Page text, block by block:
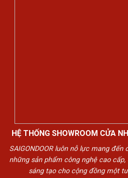
HỆ THỐNG SHOWROOM CỬA
SAIGONDOOR luôn nỗ lực mang
những sản phẩm công nghệ cao
sáng tạo cho cộng đồng một